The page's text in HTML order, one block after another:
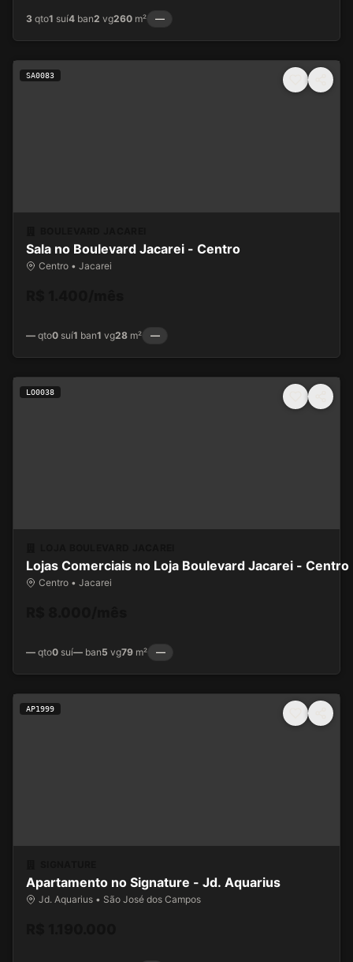
3 qto1 suí4 ban2 vg260 m² —
SA0083
Sala no Boulevard Jacarei - Centro
Centro • Jacarei
— qto0 suí1 ban1 vg28 m² —
LO0038
Lojas Comerciais no Loja Boulevard Jacarei - Centro
Centro • Jacarei
— qto0 suí— ban5 vg79 m² —
AP1999
Apartamento no Signature - Jd. Aquarius
Jd. Aquarius • São José dos Campos